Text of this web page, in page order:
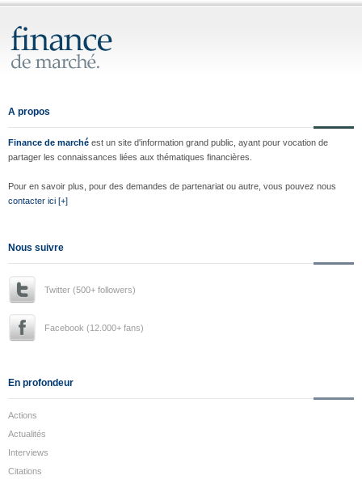
A propos
Finance de marché est un site d'information grand public, ayant pour vocation de
partager les connaissances liées aux thématiques financières.
Pour en savoir plus, pour des demandes de partenariat ou autre, vous pouvez nous
contacter ici [+]
Nous suivre
Twitter (500+ followers)
Facebook (12.000+ fans)
En profondeur
Actions
Actualités
Interviews
Citations